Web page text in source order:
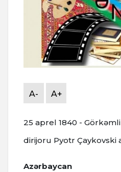
A- A+
25 aprel 1840 -
dirijoru Pyotr Çaykovski
Azərbaycan